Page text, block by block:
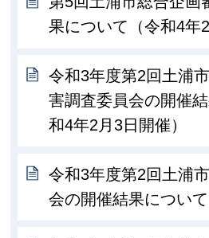
果について（令和4年
令和3年度第2回土浦
害調査委員会の開催
和4年2月3日開催）
令和3年度第2回土浦
会の開催結果について